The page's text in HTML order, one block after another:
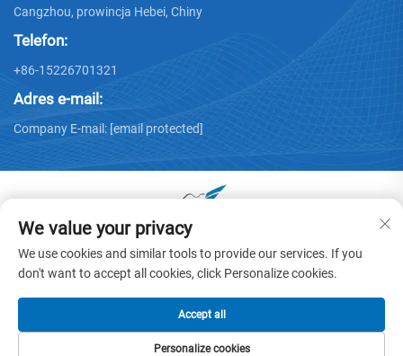
Cangzhou, prowincja Hebei, Chiny
Telefon:
+86-15226701321
Adres e-mail:
Company E-mail: [email protected]
Prawa autorskie © 2025 by Dongguang Huayu Carton
Machinery Co., Ltd. -Polityka prywatności
We value your privacy
We use cookies and similar tools to provide our services. If you
don't want to accept all cookies, click Personalize cookies.
Personalize cookies
Accept all